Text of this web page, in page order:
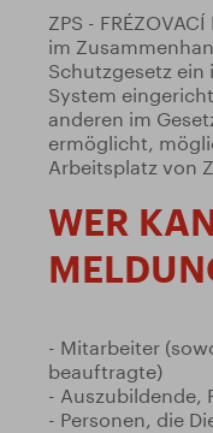
ZPS -
im
Schutzgesetz
System
anderen im
ermöglicht,
Arbeitsplatz von
WER
- Mitarbeiter
beauftragte)
- Auszubildende,
- Personen, die